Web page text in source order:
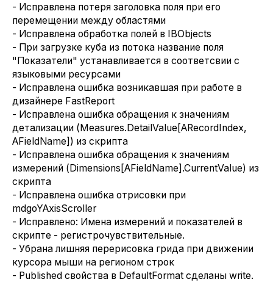
- Исправлена потеря заголовка поля при его
перемещении между областями
- Исправлена обработка полей в IBObjects
- При загрузке куба из потока название поля
"Показатели" устанавливается в соответсвии с
языковыми ресурсами
- Исправлена ошибка возникавшая при работе в
дизайнере FastReport
- Исправлена ошибка обращения к значениям
детализации (Measures.DetailValue[ARecordIndex,
AFieldName]) из скрипта
- Исправлена ошибка обращения к значениям
измерений (Dimensions[AFieldName].CurrentValue) из
скрипта
- Исправлена ошибка отрисовки при
mdgoYAxisScroller
- Исправлено: Имена измерений и показателей в
скрипте - регистрочувствительные.
- Убрана лишняя перерисовка грида при движении
курсора мыши на регионом строк
- Published свойства в DefaultFormat сделаны write.